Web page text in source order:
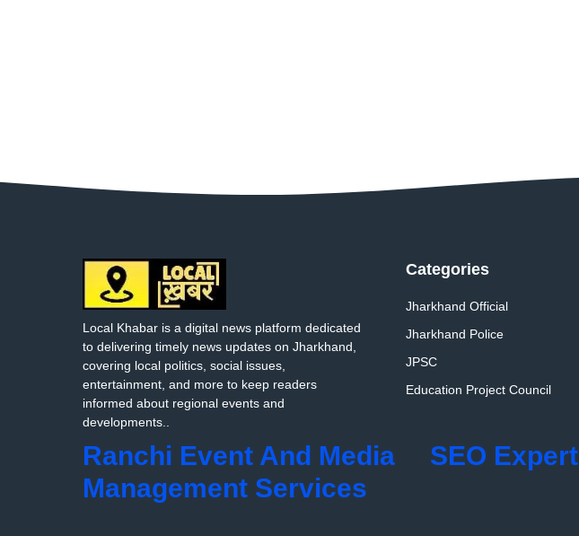
Local Khabar is a digital news platform dedicated
to delivering timely news updates on Jharkhand,
covering local politics, social issues,
entertainment, and more to keep readers
informed about regional events and
developments..
Categories
Jharkhand Official
Jharkhand Police
JPSC
Education Project Council
Ranchi Event And Media
Management Services
SEO Expert